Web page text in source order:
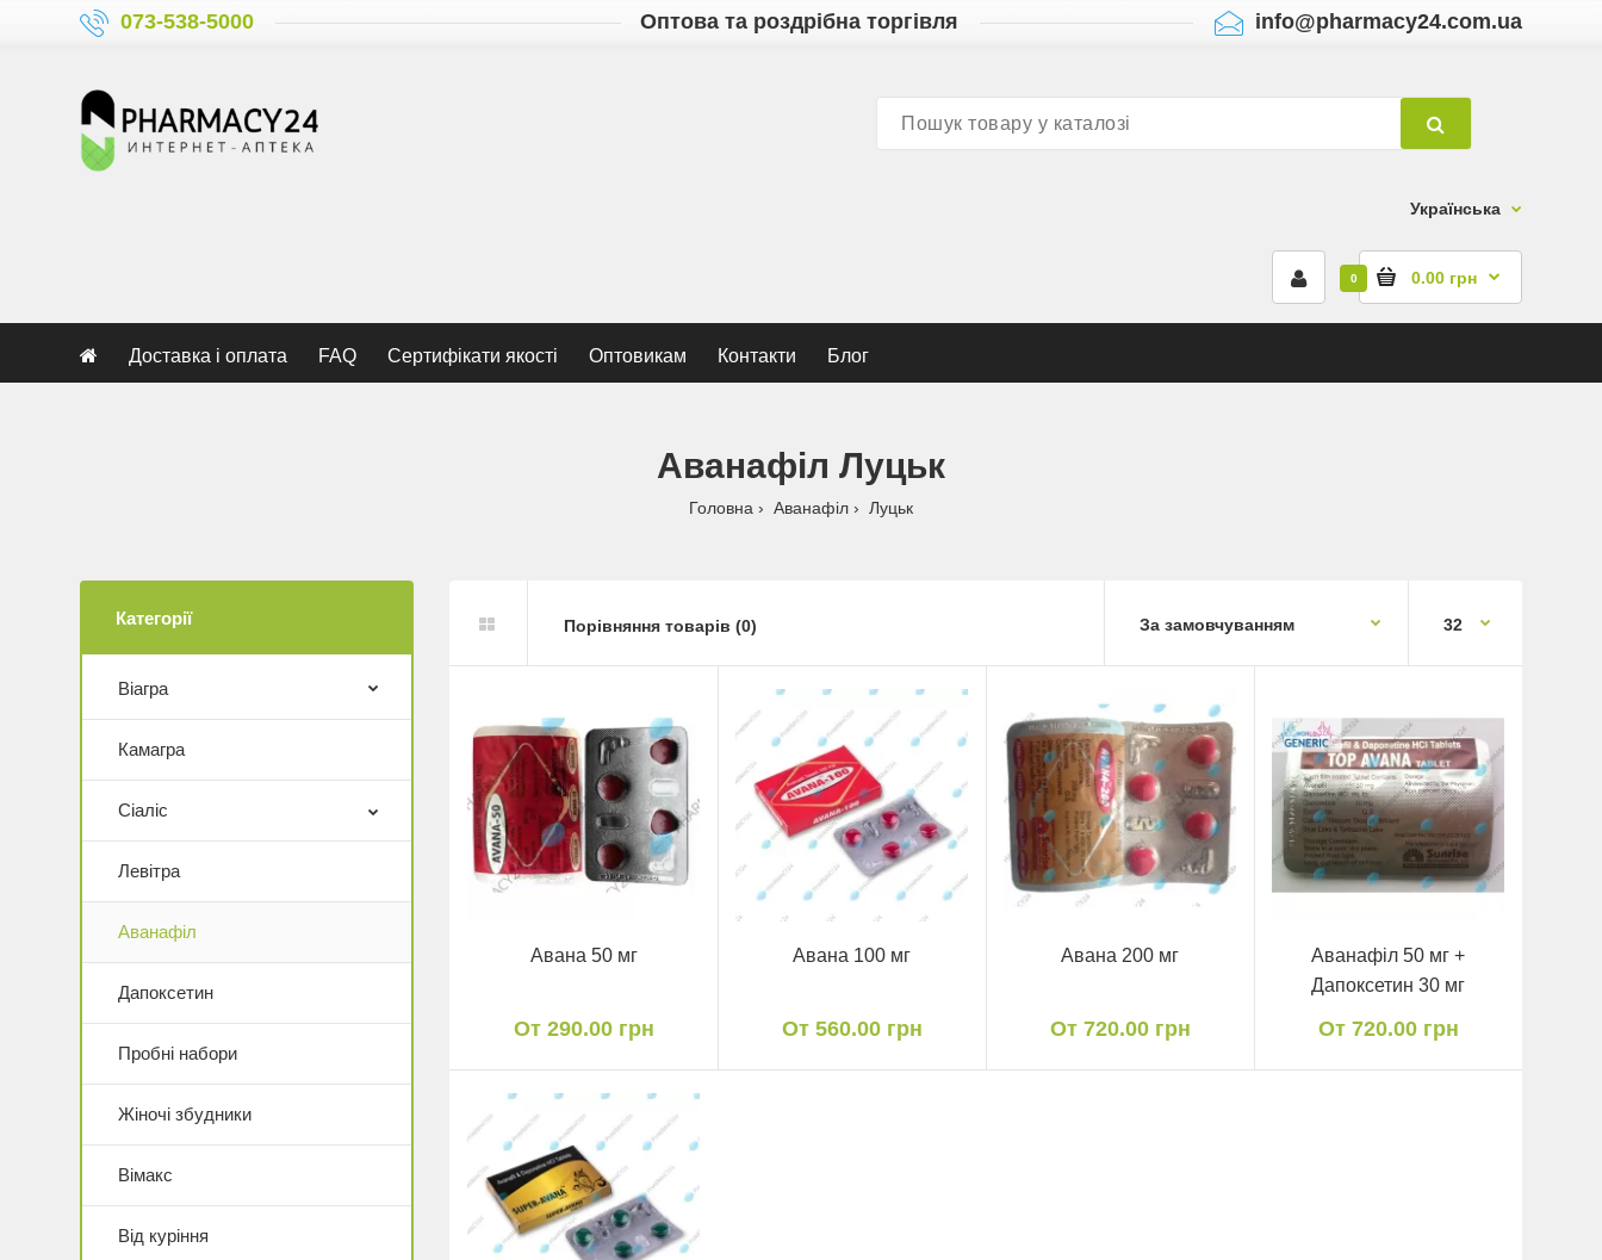
073-538-5000 Оптова та роздрібна торгівля info@pharmacy24.com.ua
Українська
0 0.00 грн
Доставка і оплата FAQ Сертифікати якості Оптовикам Контакти Блог
Аванафіл Луцьк
Головна Аванафіл Луцьк
Категорії
Віагра
Камагра
Сіаліс
Левітра
Аванафіл
Дапоксетин
Пробні набори
Жіночі збудники
Вімакс
Від куріння
Порівняння товарів (0)
Авана 50 мг
От 290.00 грн
Авана 100 мг
От 560.00 грн
Авана 200 мг
От 720.00 грн
Аванафіл 50 мг +
Дапоксетин 30 мг
От 720.00 грн